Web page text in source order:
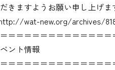
きますようお願い申し上げま
http://wat-new.org/archives/
＝＝＝＝＝＝＝＝＝＝＝＝
ベント情報
＝＝＝＝＝＝＝＝＝＝＝＝